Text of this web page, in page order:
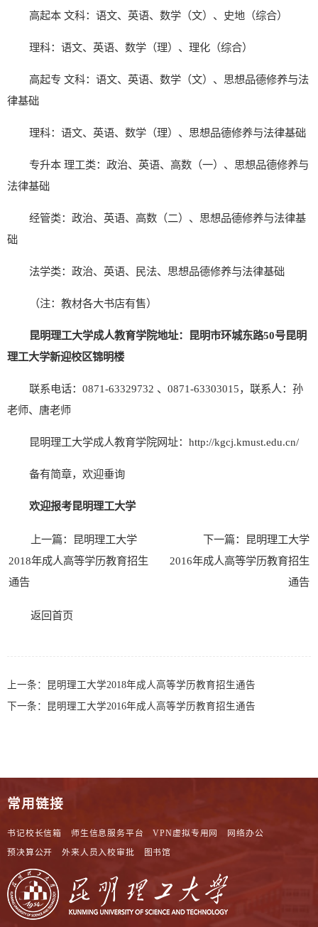
高起本 文科：语文、英语、数学（文）、史地（综合）
理科：语文、英语、数学（理）、理化（综合）
高起专 文科：语文、英语、数学（文）、思想品德修养与法
律基础
理科：语文、英语、数学（理）、思想品德修养与法律基础
专升本 理工类：政治、英语、高数（一）、思想品德修养与
法律基础
经管类：政治、英语、高数（二）、思想品德修养与法律基
础
法学类：政治、英语、民法、思想品德修养与法律基础
（注：教材各大书店有售）
昆明理工大学成人教育学院地址：昆明市环城东路50号昆明
理工大学新迎校区锦明楼
联系电话：0871-63329732 、0871-63303015，联系人：孙
老师、唐老师
昆明理工大学成人教育学院网址：http://kgcj.kmust.edu.cn/
备有简章，欢迎垂询
欢迎报考昆明理工大学
上一篇：
昆明理工大学
2018年成人高等学历教育招生
通告
下一篇：
昆明理工大学
2016年成人高等学历教育招生
通告
返回首页
上一条：
昆明理工大学2018年成人高等学历教育招生通告
下一条：
昆明理工大学2016年成人高等学历教育招生通告
常用链接
书记校长信箱 师生信息服务平台 VPN虚拟专用网
网络办公
预决算公开
外来人员入校审批 图书馆